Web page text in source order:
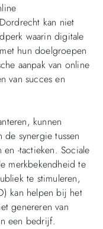
kan niet
waarin digitale
hun doelgroepen
aanpak van online
van succes en
kunnen
synergie tussen
en -tactieken. Sociale
merkbekendheid te
te stimuleren,
kan helpen bij het
genereren van
een bedrijf.